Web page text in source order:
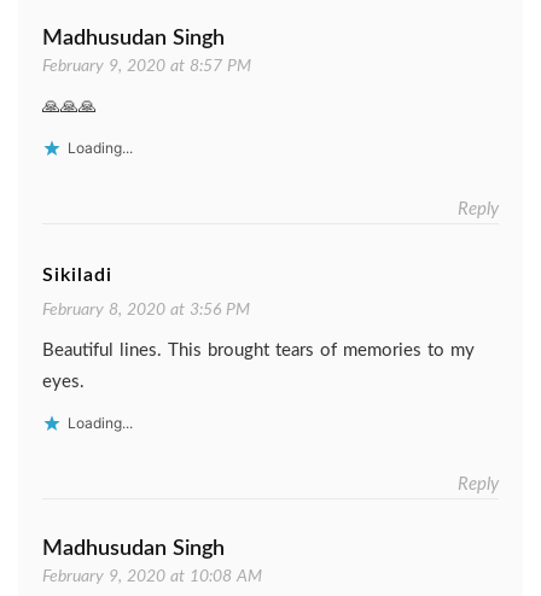
Madhusudan Singh
February 9, 2020 at 8:57 PM
🙏🙏🙏
Loading...
Reply
Sikiladi
February 8, 2020 at 3:56 PM
Beautiful lines. This brought tears of memories to my
eyes.
Loading...
Reply
Madhusudan Singh
February 9, 2020 at 10:08 AM